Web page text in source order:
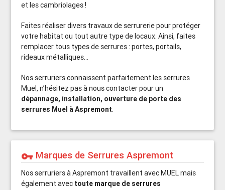
et les cambriolages !
Faites réaliser divers travaux de serrurerie pour protéger
votre habitat ou tout autre type de locaux. Ainsi, faites
remplacer tous types de serrures : portes, portails,
rideaux métalliques…
Nos serruriers connaissent parfaitement les serrures
Muel, n’hésitez pas à nous contacter pour un
dépannage, installation, ouverture de porte des
serrures Muel à Aspremont.
vpn_key Marques de Serrures Aspremont
Nos serruriers à Aspremont travaillent avec MUEL mais
également avec toute marque de serrures